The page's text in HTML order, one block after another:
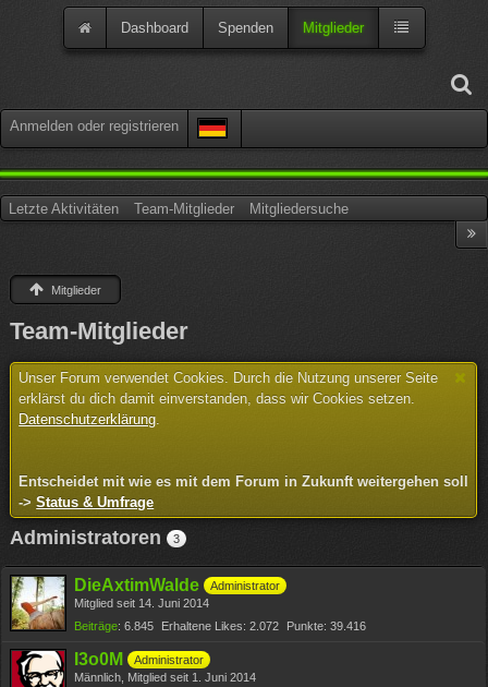
Anmelden oder registrieren
Dashboard Spenden Mitglieder
Letzte Aktivitäten Team-Mitglieder Mitgliedersuche
Mitglieder
Team-Mitglieder
Unser Forum verwendet Cookies. Durch die Nutzung unserer Seite
erklärst du dich damit einverstanden, dass wir Cookies setzen.
Datenschutzerklärung.
Entscheidet mit wie es mit dem Forum in Zukunft weitergehen soll
->Status & Umfrage
Administratoren 3
DieAxtimWalde
Administrator
Mitglied seit 14. Juni 2014
Beiträge 6.845 Erhaltene Likes 2.072 Punkte 39.416
I3o0M
Administrator
Männlich Mitglied seit 1. Juni 2014